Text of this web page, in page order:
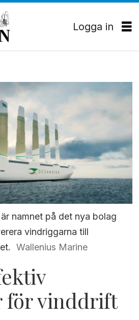
Logga in
namnet på det nya bolag
vindriggarna till
Wallenius Marine
för vinddrift